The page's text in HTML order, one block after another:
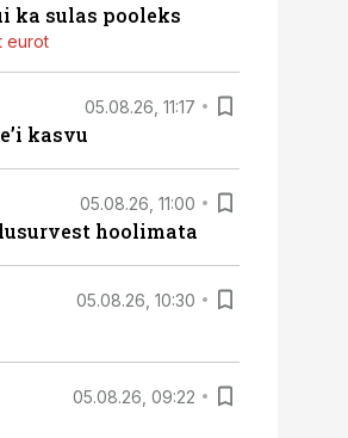
ka sulas pooleks
eurot
05.08.26, 11:17
kasvu
05.08.26, 11:00
hoolimata
05.08.26, 10:30
05.08.26, 09:22